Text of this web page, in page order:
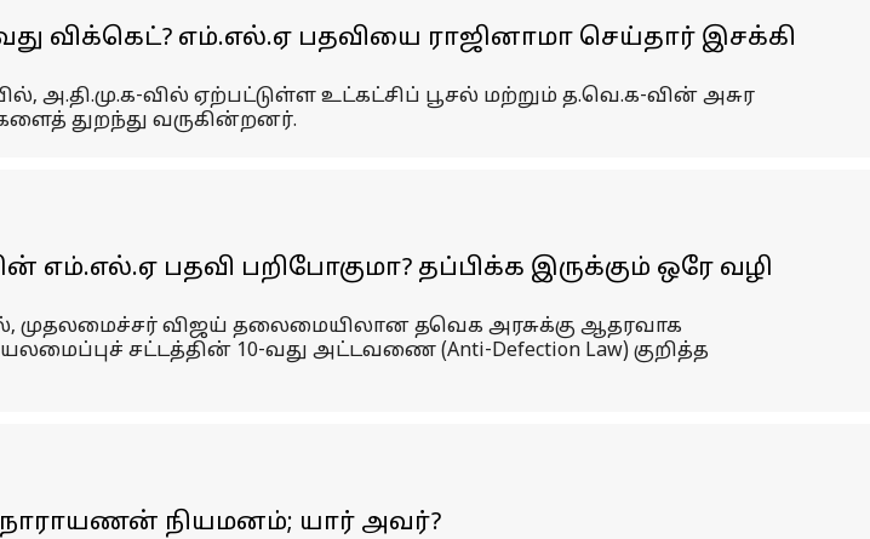
வது விக்கெட்? எம்.எல்.ஏ பதவியை ராஜினாமா செய்தார் இசக்கி
அ.தி.மு.க-வில் ஏற்பட்டுள்ள உட்கட்சிப் பூசல் மற்றும் த.வெ.க-வின் அசுர
துறந்து வருகின்றனர்.
எம்.எல்.ஏ பதவி பறிபோகுமா? தப்பிக்க இருக்கும் ஒரே வழி
முதலமைச்சர் விஜய் தலைமையிலான தவெக அரசுக்கு ஆதரவாக
சட்டத்தின் 10-வது அட்டவணை (Anti-Defection Law) குறித்த
நாராயணன் நியமனம்; யார் அவர்?